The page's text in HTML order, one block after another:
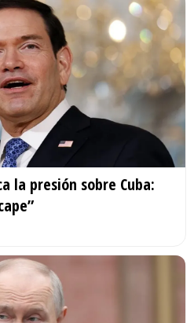
la presión sobre Cuba: